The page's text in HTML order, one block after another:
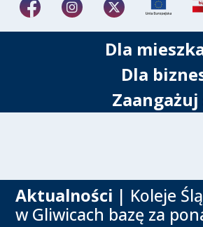
Dla
Dla
Zaangażuj
Aktualności | Koleje
w Gliwicach bazę za